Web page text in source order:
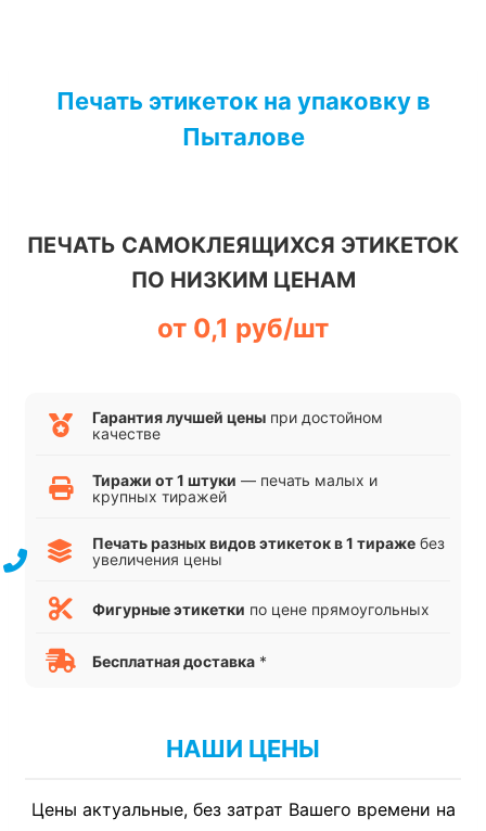
содержимому
Печать этикеток на упаковку в
Пыталове
ПЕЧАТЬ САМОКЛЕЯЩИХСЯ ЭТИКЕТОК
ПО НИЗКИМ ЦЕНАМ
от 0,1 руб/шт
Гарантия лучшей цены при достойном
качестве
Тиражи от 1 штуки — печать малых и
крупных тиражей
Печать разных видов этикеток в 1 тираже без
увеличения цены
Фигурные этикетки по цене прямоугольных
Бесплатная доставка *
НАШИ ЦЕНЫ
Цены актуальные, без затрат Вашего времени на